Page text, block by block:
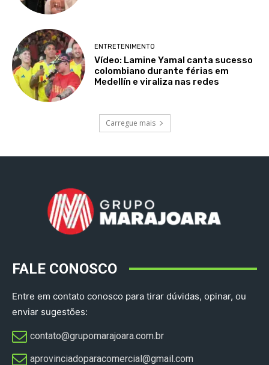
ENTRETENIMENTO
Vídeo: Lamine Yamal canta sucesso
colombiano durante férias em
Medellín e viraliza nas redes
Carregue mais
FALE CONOSCO
Entre em contato conosco para tirar dúvidas, opinar, ou
enviar sugestões:
contato@grupomarajoara.com.br
aprovinciadoparacomercial@gmail.com​